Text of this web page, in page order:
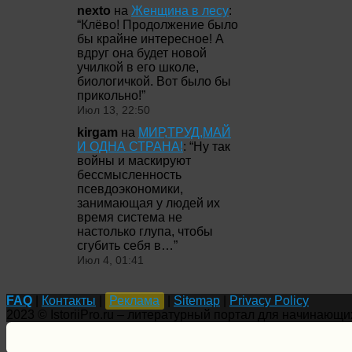
nexto на Женщина в лесу:
“Клёво! Продолжение было
бы крайне интересное! А
вдруг она будет новой
училкой в его школе,
биологичкой. Вот было бы
прикольно!”
Июл 13, 22:50
kirgam на МИР,ТРУД,МАЙ
И ОДНА СТРАНА!: “Ну так
войны и маскируют
бессмысленность
псевдоэкономики,
занимающая у людей их
время система не
настолько глупа, чтобы
сгубить себя в…”
Июл 4, 01:41
FAQ Контакты Реклама Sitemap
Privacy Policy